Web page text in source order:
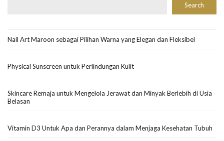
Search
Nail Art Maroon sebagai Pilihan Warna yang Elegan dan Fleksibel
Physical Sunscreen untuk Perlindungan Kulit
Skincare Remaja untuk Mengelola Jerawat dan Minyak Berlebih di Usia
Belasan
Vitamin D3 Untuk Apa dan Perannya dalam Menjaga Kesehatan Tubuh